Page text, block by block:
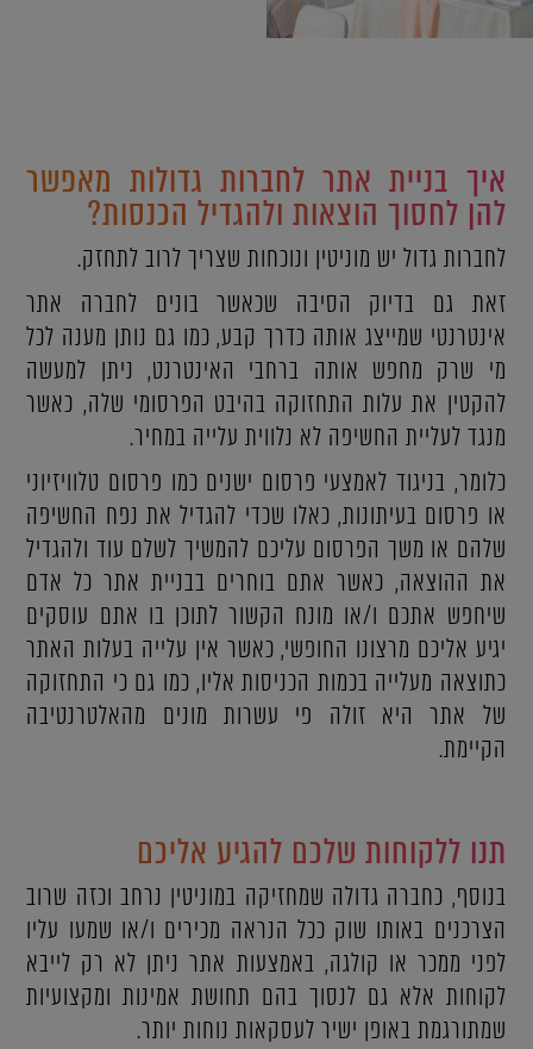
איך בניית אתר לחברות גדולות מאפשר
להן לחסוך הוצאות ולהגדיל הכנסות?
לחברות גדול יש מוניטין ונוכחות שצריך לרוב לתחזק.
זאת גם בדיוק הסיבה שכאשר בונים לחברה אתר
אינטרנטי שמייצג אותה כדרך קבע, כמו גם נותן מענה לכל
מי שרק מחפש אותה ברחבי האינטרנט, ניתן למעשה
להקטין את עלות התחזוקה בהיבט הפרסומי שלה, כאשר
מנגד לעליית החשיפה לא נלווית עלייה במחיר.
כלומר, בניגוד לאמצעי פרסום ישנים כמו פרסום טלוויזיוני
או פרסום בעיתונות, כאלו שכדי להגדיל את נפח החשיפה
שלהם או משך הפרסום עליכם להמשיך לשלם עוד ולהגדיל
את ההוצאה, כאשר אתם בוחרים בבניית אתר כל אדם
שיחפש אתכם ו/או מונח הקשור לתוכן בו אתם עוסקים
יגיע אליכם מרצונו החופשי, כאשר אין עלייה בעלות האתר
כתוצאה מעלייה בכמות הכניסות אליו, כמו גם כי התחזוקה
של אתר היא זולה פי עשרות מונים מהאלטרנטיבה
הקיימת.
תנו ללקוחות שלכם להגיע אליכם
בנוסף, כחברה גדולה שמחזיקה במוניטין נרחב וכזה שרוב
הצרכנים באותו שוק ככל הנראה מכירים ו/או שמעו עליו
לפני ממכר או קולגה, באמצעות אתר ניתן לא רק לייבא
לקוחות אלא גם לנסוך בהם תחושת אמינות ומקצועיות
שמתורגמת באופן ישיר לעסקאות נוחות יותר.